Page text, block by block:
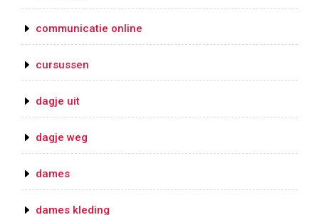
communicatie online
cursussen
dagje uit
dagje weg
dames
dames kleding